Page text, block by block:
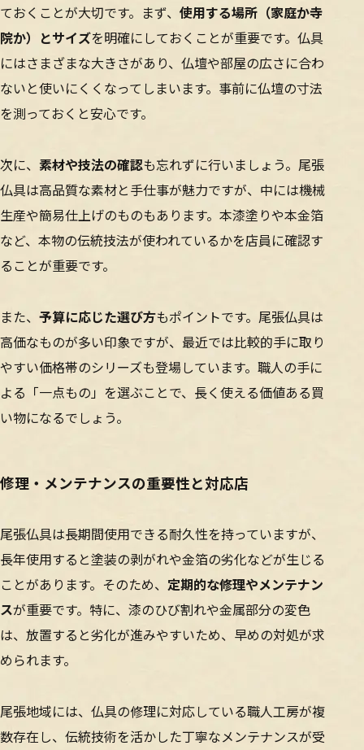
ておくことが大切です。まず、 使用する場所（家庭か寺
院か）とサイズを明確にしておくことが重要です。仏具
にはさまざまな大きさがあり、仏壇や部屋の広さに合わ
ないと使いにくくなってしまいます。事前に仏壇の寸法
を測っておくと安心です。
次に、 素材や技法の確認も忘れずに行いましょう。尾張
仏具は高品質な素材と手仕事が魅力ですが、中には機械
生産や簡易仕上げのものもあります。本漆塗りや本金箔
など、本物の伝統技法が使われているかを店員に確認す
ることが重要です。
また、 予算に応じた選び方もポイントです。尾張仏具は
高価なものが多い印象ですが、最近では比較的手に取り
やすい価格帯のシリーズも登場しています。職人の手に
よる「一点もの」を選ぶことで、長く使える価値ある買
い物になるでしょう。
修理・メンテナンスの重要性と対応店
尾張仏具は長期間使用できる耐久性を持っていますが、
長年使用すると塗装の剥がれや金箔の劣化などが生じる
ことがあります。そのため、 定期的な修理やメンテナン
スが重要です。特に、漆のひび割れや金属部分の変色
は、放置すると劣化が進みやすいため、早めの対処が求
められます。
尾張地域には、仏具の修理に対応している職人工房が複
数存在し、伝統技術を活かした丁寧なメンテナンスが受